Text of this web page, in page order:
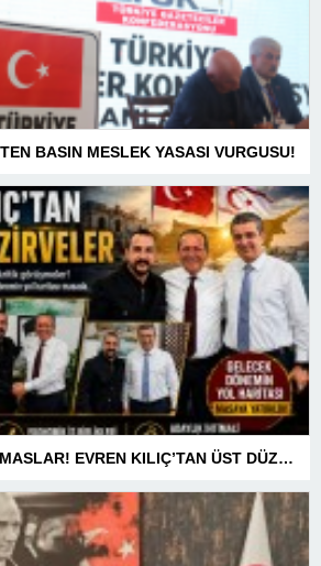
BASIN MESLEK YASASI VURGUSU!
KKTC’DE KRİTİK TEMASLAR! EVREN KILIÇ’TAN ÜST DÜZEY ZİRVELER